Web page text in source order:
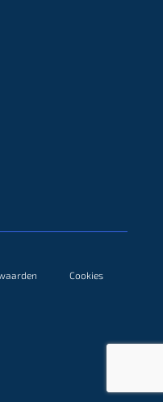
Cookies